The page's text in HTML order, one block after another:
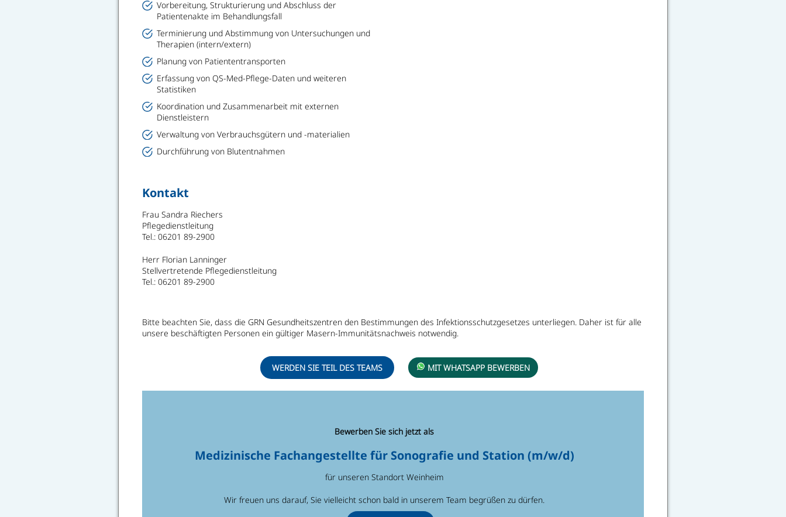
Vorbereitung, Strukturierung und Abschluss der
Patientenakte im Behandlungsfall
Terminierung und Abstimmung von Untersuchungen und
Therapien (intern/extern)
Planung von Patiententransporten
Erfassung von QS-Med-Pflege-Daten und weiteren
Statistiken
Koordination und Zusammenarbeit mit externen
Dienstleistern
Verwaltung von Verbrauchsgütern und -materialien
Durchführung von Blutentnahmen
Kontakt
Frau Sandra Riechers
Pflegedienstleitung
Tel.: 06201 89-2900
Herr Florian Lanninger
Stellvertretende Pflegedienstleitung
Tel.: 06201 89-2900
Bitte beachten Sie, dass die GRN Gesundheitszentren den Bestimmungen des Infektionsschutzgesetzes unterliegen. Daher ist für alle
unsere beschäftigten Personen ein gültiger Masern-Immunitätsnachweis notwendig.
WERDEN SIE TEIL DES TEAMS MIT WHATSAPP BEWERBEN
Bewerben Sie sich jetzt als
Medizinische Fachangestellte für Sonografie und Station (m/w/d)
für unseren Standort Weinheim
Wir freuen uns darauf, Sie vielleicht schon bald in unserem Team begrüßen zu dürfen.